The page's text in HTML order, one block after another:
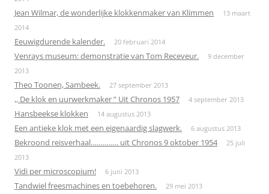
Jean Wilmar, de wonderlijke klokkenmaker van Klimmen
13 maart
2014
Eeuwigdurende kalender. 20 februari 2014
Venrays museum: demonstratie van Tom Receveur.
9 december
2013
Theo Toonen, Sambeek. 27 september 2013
,, De klok en uurwerkmaker ” Uit Chronos 1957 4 september 2013
Hansbeekse klokken 14 augustus 2013
Een antieke klok met een eigenaardig slagwerk. 6 augustus 2013
Bekroond reisverhaal………….. uit Chronos 9 oktober 1954
25 juli
2013
Vidi per microscopium! 6 juni 2013
Tandwiel freesmachines en toebehoren. 29 mei 2013